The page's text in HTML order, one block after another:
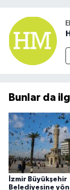
Bunlar da
İzmir Büyükşehir
Belediyesine